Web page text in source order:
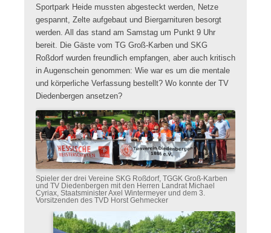
Sportpark Heide mussten abgesteckt werden, Netze
gespannt, Zelte aufgebaut und Biergarnituren besorgt
werden. All das stand am Samstag um Punkt 9 Uhr
bereit. Die Gäste vom TG Groß-Karben und SKG
Roßdorf wurden freundlich empfangen, aber auch kritisch
in Augenschein genommen: Wie war es um die mentale
und körperliche Verfassung bestellt? Wo konnte der TV
Diedenbergen ansetzen?
Spieler der drei Vereine SKG Roßdorf, TGGK Groß-Karben
und TV Diedenbergen mit den Herren Landrat Michael
Cyriax, Staatsminister Axel Wintermeyer und dem 3.
Vorsitzenden des TVD Horst Gehmecker